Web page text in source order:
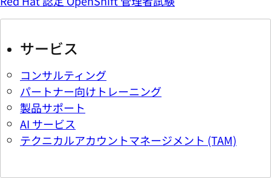
サービス
コンサルティング
パートナー向けトレーニング
製品サポート
AI サービス
テクニカルアカウントマネージメント (TAM)